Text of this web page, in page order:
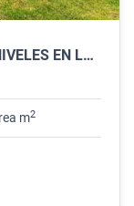
VENDO CASA CAMPESTRE DE DOS NIVELES EN LOTE INDEPENDIENTE EN CAJICA.
m2